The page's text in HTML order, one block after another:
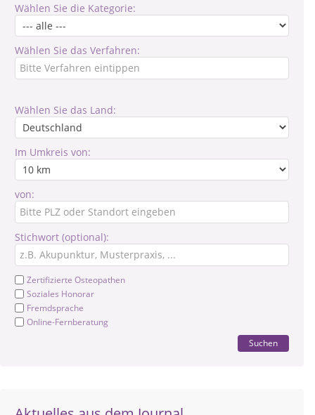
Wählen Sie die Kategorie:
Wählen Sie das Verfahren:
Wählen Sie das Land:
Im Umkreis von:
von:
Stichwort (optional):
Zertifizierte Osteopathen
Soziales Honorar
Fremdsprache
Online-Fernberatung
Suchen